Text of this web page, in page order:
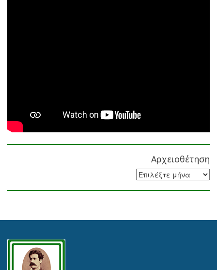
Αρχειοθέτηση
Αρχειοθέτηση